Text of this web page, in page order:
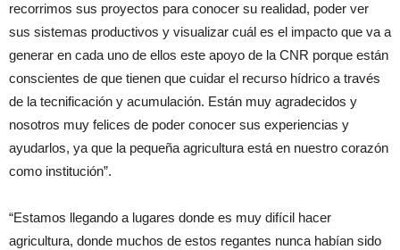
recorrimos sus proyectos para conocer su realidad, poder ver
sus sistemas productivos y visualizar cuál es el impacto que va a
generar en cada uno de ellos este apoyo de la CNR porque están
conscientes de que tienen que cuidar el recurso hídrico a través
de la tecnificación y acumulación. Están muy agradecidos y
nosotros muy felices de poder conocer sus experiencias y
ayudarlos, ya que la pequeña agricultura está en nuestro corazón
como institución”.
“Estamos llegando a lugares donde es muy difícil hacer
agricultura, donde muchos de estos regantes nunca habían sido